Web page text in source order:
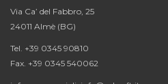
Via Ca’ del Fabbro, 25
24011 Almè (BG)
Tel. +39 0345 90810
Fax. +39 0345 540062